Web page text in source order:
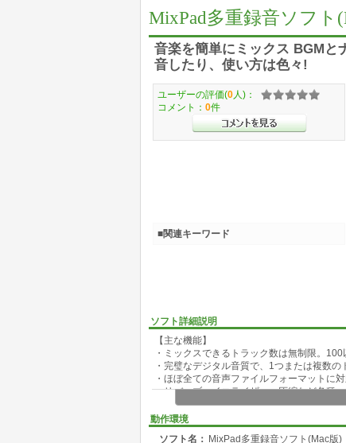
MixPad多重録音ソフト
音楽を簡単にミックス BGMと
音したり、使い方は色々!
ソフト詳細説明
【主な機能】
・ミックスできるトラック数は無制限。
・完璧なデジタル音質で、1つまたは複数の
・ほぼ全ての音声ファイルフォーマットに
・リバーブ、イコライザー、圧縮など各種
・数百に及ぶ著作権フリーの効果音音楽ラ
・超低レイテンシー、ASIO対応で正確な録
・VSTプラグインで更に多くのエフェクト
動作環境
ソフト名： MixPad多重録音ソフト(Mac版)
ユーザーの評価(0 人)：
コメント： 0件
■関連キーワード